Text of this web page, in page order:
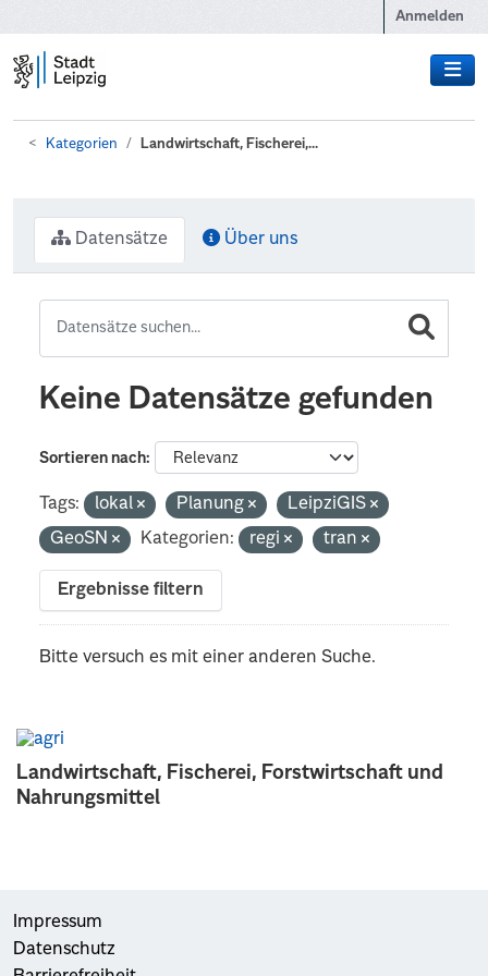
Anmelden
Kategorien Landwirtschaft, Fischerei,...
Landwirtschaft, Fischerei, Forstwirtschaft und
Nahrungsmittel
Datensätze Über uns
Keine Datensätze gefunden
Sortieren nach
Tags: lokal Planung
LeipziGIS
GeoSN
Kategorien: regi tran
Ergebnisse filtern
Bitte versuch es mit einer anderen Suche.
Impressum
Datenschutz